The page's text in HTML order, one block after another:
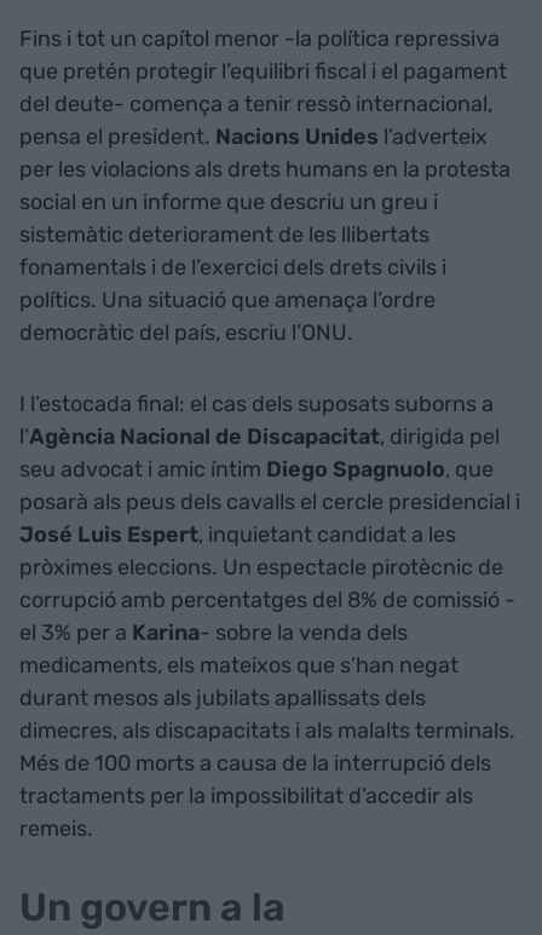
Fins i tot un capítol menor -la política repressiva
que pretén protegir l’equilibri fiscal i el pagament
del deute- comença a tenir ressò internacional,
pensa el president. Nacions Unides l’adverteix
per les violacions als drets humans en la protesta
social en un informe que descriu un greu i
sistemàtic deteriorament de les llibertats
fonamentals i de l’exercici dels drets civils i
polítics. Una situació que amenaça l’ordre
democràtic del país, escriu l’ONU.
I l’estocada final: el cas dels suposats suborns a
l’Agència Nacional de Discapacitat, dirigida pel
seu advocat i amic íntim Diego Spagnuolo, que
posarà als peus dels cavalls el cercle presidencial i
José Luis Espert, inquietant candidat a les
pròximes eleccions. Un espectacle pirotècnic de
corrupció amb percentatges del 8% de comissió -
el 3% per a Karina- sobre la venda dels
medicaments, els mateixos que s’han negat
durant mesos als jubilats apallissats dels
dimecres, als discapacitats i als malalts terminals.
Més de 100 morts a causa de la interrupció dels
tractaments per la impossibilitat d’accedir als
remeis.
Un govern a la